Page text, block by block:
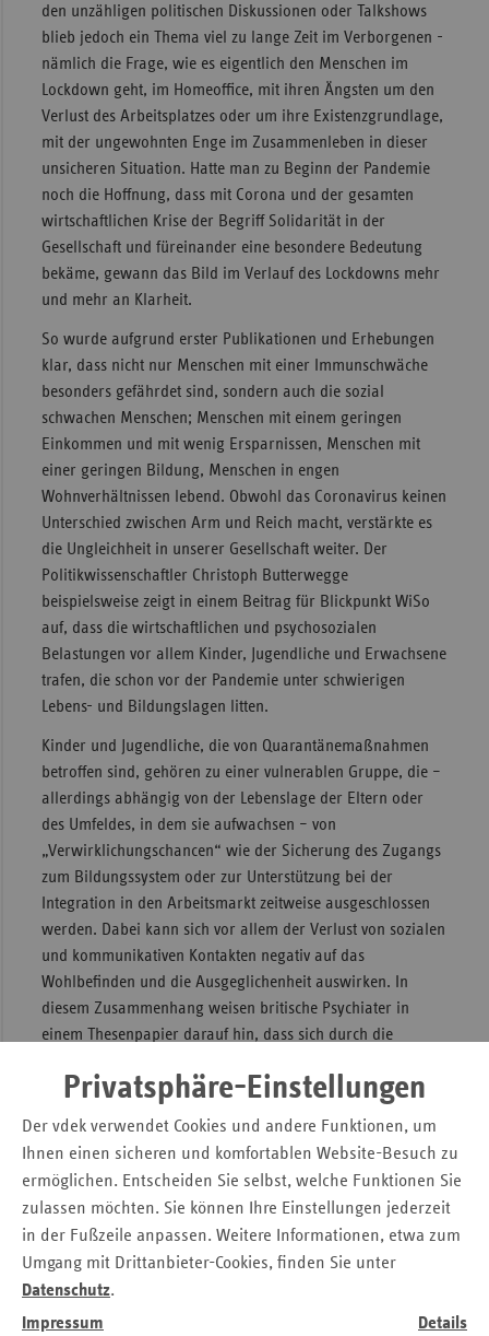
Privatsphäre-Einstellungen
Der vdek verwendet Cookies und andere Funktionen, um
Ihnen einen sicheren und komfortablen Website-Besuch zu
ermöglichen. Entscheiden Sie selbst, welche Funktionen Sie
zulassen möchten. Sie können Ihre Einstellungen jederzeit
in der Fußzeile anpassen. Weitere Informationen, etwa zum
Umgang mit Drittanbieter-Cookies, finden Sie unter
Datenschutz.
Impressum
Details
den unzähligen politischen Diskussionen oder Talkshows
blieb jedoch ein Thema viel zu lange Zeit im Verborgenen -
nämlich die Frage, wie es eigentlich den Menschen im
Lockdown geht, im Homeoffice, mit ihren Ängsten um den
Verlust des Arbeitsplatzes oder um ihre Existenzgrundlage,
mit der ungewohnten Enge im Zusammenleben in dieser
unsicheren Situation. Hatte man zu Beginn der Pandemie
noch die Hoffnung, dass mit Corona und der gesamten
wirtschaftlichen Krise der Begriff Solidarität in der
Gesellschaft und füreinander eine besondere Bedeutung
bekäme, gewann das Bild im Verlauf des Lockdowns mehr
und mehr an Klarheit.
So wurde aufgrund erster Publikationen und Erhebungen
klar, dass nicht nur Menschen mit einer Immunschwäche
besonders gefährdet sind, sondern auch die sozial
schwachen Menschen; Menschen mit einem geringen
Einkommen und mit wenig Ersparnissen, Menschen mit
einer geringen Bildung, Menschen in engen
Wohnverhältnissen lebend. Obwohl das Coronavirus keinen
Unterschied zwischen Arm und Reich macht, verstärkte es
die Ungleichheit in unserer Gesellschaft weiter. Der
Politikwissenschaftler Christoph Butterwegge
beispielsweise zeigt in einem Beitrag für Blickpunkt WiSo
auf, dass die wirtschaftlichen und psychosozialen
Belastungen vor allem Kinder, Jugendliche und Erwachsene
trafen, die schon vor der Pandemie unter schwierigen
Lebens- und Bildungslagen litten.
Kinder und Jugendliche, die von Quarantänemaßnahmen
betroffen sind, gehören zu einer vulnerablen Gruppe, die –
allerdings abhängig von der Lebenslage der Eltern oder
des Umfeldes, in dem sie aufwachsen – von
„Verwirklichungschancen“ wie der Sicherung des Zugangs
zum Bildungssystem oder zur Unterstützung bei der
Integration in den Arbeitsmarkt zeitweise ausgeschlossen
werden. Dabei kann sich vor allem der Verlust von sozialen
und kommunikativen Kontakten negativ auf das
Wohlbefinden und die Ausgeglichenheit auswirken. In
diesem Zusammenhang weisen britische Psychiater in
einem Thesenpapier darauf hin, dass sich durch die
Substanzmissbrauchs, einer übermäßigen Nutzung von
Kindesmisshandlungen, des Verlusts von frei zugänglichem
sozialen Kontakte vergrößern können.
Das „eingeschlossene“ Leben unter prekären
Wohnbedingungen und wenig bildungsunterstützenden
Angeboten (zum Beispiel durch das Fehlen eines